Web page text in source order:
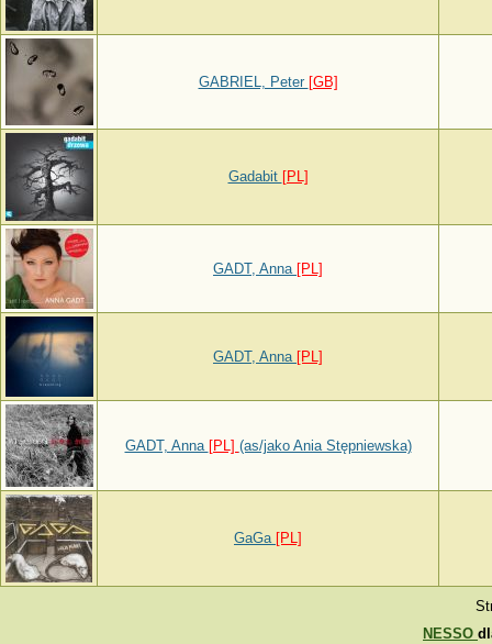
GABRIEL, Peter [GB]
Gadabit [PL]
GADT, Anna [PL]
GADT, Anna [PL]
GADT, Anna [PL] (as/jako Ania Stępniewska)
GaGa [PL]
NESSO